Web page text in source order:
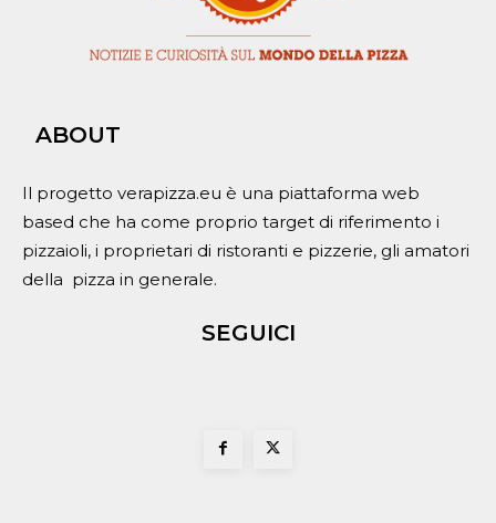
ABOUT
Il progetto verapizza.eu è una piattaforma web
based che ha come proprio target di riferimento i
pizzaioli, i proprietari di ristoranti e pizzerie, gli amatori
della pizza in generale.
SEGUICI